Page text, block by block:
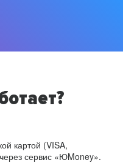
картой (VISA,
сервис «ЮMoney».